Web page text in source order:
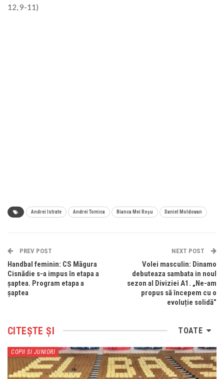
12, 9-11)
Andrei Istrate Andrei Tomica Bianca Mei Roșu Daniel Moldovan
PREV POST
Handbal feminin: CS Măgura
Cisnădie s-a impus în etapa a
șaptea. Program etapa a
șaptea
NEXT POST
Volei masculin: Dinamo
debuteaza sambata in noul
sezon al Diviziei A1. „Ne-am
propus să începem cu o
evoluție solidă”
TOATE
CITEȘTE ȘI
COPII SI JUNIORI